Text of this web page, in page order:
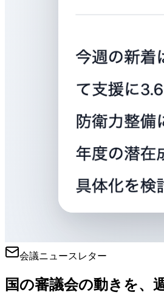
会議ニュースレター
国の審議会の動きを、